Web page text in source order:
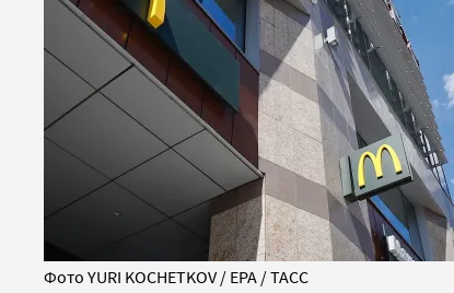
Фото YURI KOCHETKOV / EPA / ТАСС